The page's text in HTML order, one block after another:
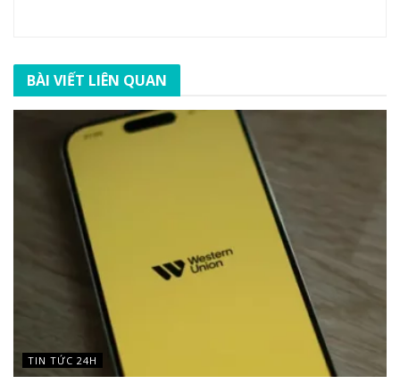
BÀI VIẾT LIÊN QUAN
TIN TỨC 24H